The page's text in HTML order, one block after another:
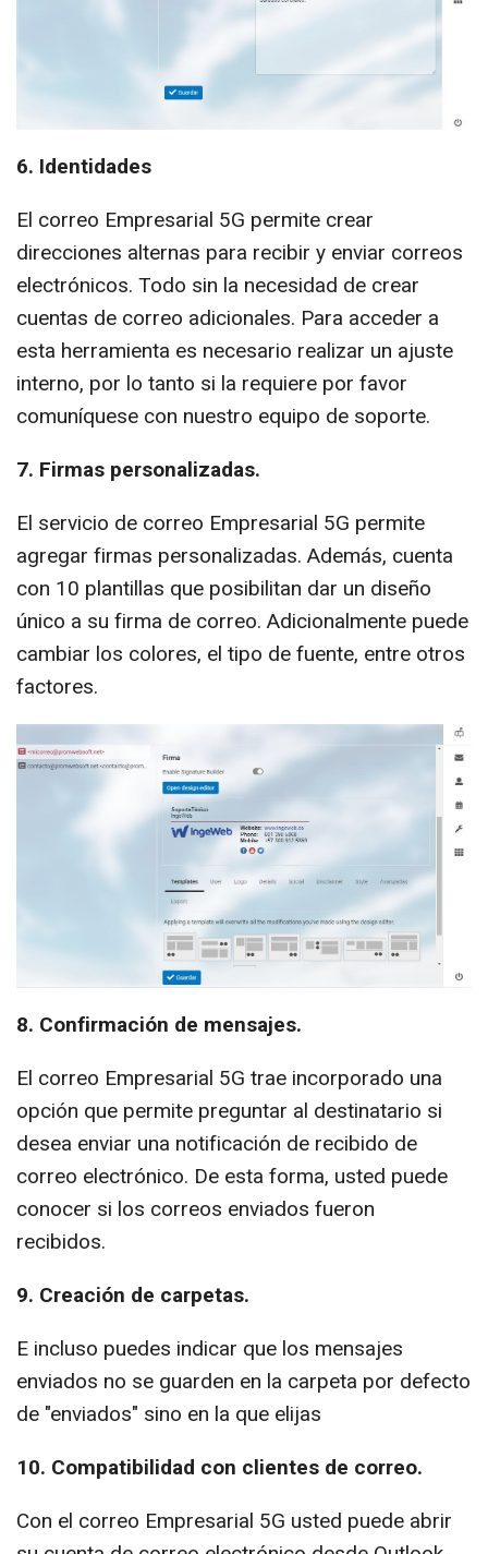
6. Identidades
El correo Empresarial 5G permite crear
direcciones alternas para recibir y enviar correos
electrónicos. Todo sin la necesidad de crear
cuentas de correo adicionales. Para acceder a
esta herramienta es necesario realizar un ajuste
interno, por lo tanto si la requiere por favor
comuníquese con nuestro equipo de soporte.
7. Firmas personalizadas.
El servicio de correo Empresarial 5G permite
agregar firmas personalizadas. Además, cuenta
con 10 plantillas que posibilitan dar un diseño
único a su firma de correo. Adicionalmente puede
cambiar los colores, el tipo de fuente, entre otros
factores.
8. Confirmación de mensajes.
El correo Empresarial 5G trae incorporado una
opción que permite preguntar al destinatario si
desea enviar una notificación de recibido de
correo electrónico. De esta forma, usted puede
conocer si los correos enviados fueron
recibidos.
9. Creación de carpetas.
E incluso puedes indicar que los mensajes
enviados no se guarden en la carpeta por defecto
de "enviados" sino en la que elijas
10. Compatibilidad con clientes de correo.
Con el correo Empresarial 5G usted puede abrir